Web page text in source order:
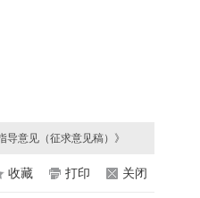
导意见（征求意见稿）》
收藏 打印 关闭